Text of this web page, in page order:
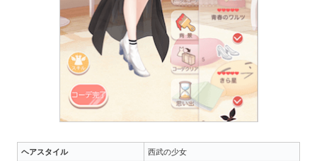
ヘアスタイル 西武の少女